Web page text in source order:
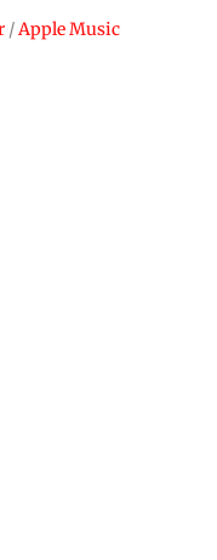
/Apple Music